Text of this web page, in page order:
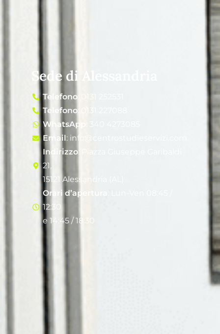
Sede di Alessandria
Telefono: 0131 252531
Telefono: 0131 227088
WhatsApp
Email: info@centrostudieservizi.com
Indirizzo: Piazza Giuseppe Garibaldi
21,
15121 Alessandria (AL)
Orari d’apertura
12:30
e 14:45 / 18:30